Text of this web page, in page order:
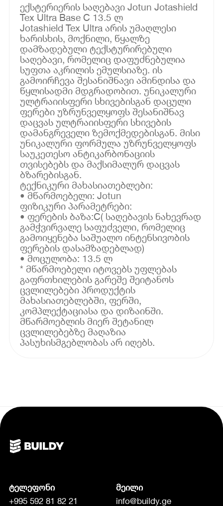
ექსტერიერის საღებავი Jotun Jotashield
Tex Ultra Base C 13.5 ლ
Jotashield Tex Ultra არის უმაღლესი
ხარისხის, მოქნილი, წყალზე
დამზადებული ტექსტურირებული
საღებავი, რომელიც დაფუძნებულია
სუფთა აკრილის ემულსიაზე. ის
გამოირჩევა შესანიშნავი ამინდისა და
წყლისადმი მდგრადობით. უნიკალური
ულტრაიისფერი სხივებისგან დაცული
ფერები უზრუნველყოფს შესანიშნავ
დაცვას ულტრაიისფერი სხივების
დამანგრეველი ზემოქმედებისგან. მისი
უნიკალური ფორმულა უზრუნველყოფს
საუკეთესო ანტიკარბონაციის
თვისებებს და მაქსიმალურ დაცვას
ბზარებისგან.
ტექნიკური მახასიათებლები:
• მწარმოებელი: Jotun
ფიზიკური პარამეტრები:
• ფერების ბაზა:C( საღებავის ნახევრად
გამჭვირვალე საფუძველი, რომელიც
გამოიყენება საშუალო ინტენსივობის
ფერების დასამზადებლად)
• მოცულობა: 13.5 ლ
* მწარმოებელი იტოვებს უფლებას
გაფრთხილების გარეშე შეიტანოს
ცვლილებები პროდუქტის
მახასიათებლებში, ფერში,
კომპლექტაციასა და დიზაინში.
მწარმოებლის მიერ შეტანილ
ცვლილებებზე მაღაზია
პასუხისმგებლობას არ იღებს.
ტელეფონი
+995 592 81 82 21
მეილი
info@buildy.ge